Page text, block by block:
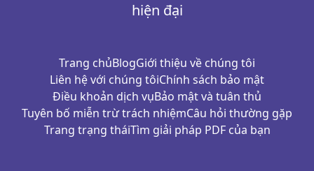
hiện đại
Trang chủBlogGiới thiệu về chúng tôi
Liên hệ với chúng tôiChính sách bảo mật
Điều khoản dịch vụBảo mật và tuân thủ
Tuyên bố miễn trừ trách nhiệmCâu hỏi thường gặp
Trang trạng tháiTìm giải pháp PDF của bạn